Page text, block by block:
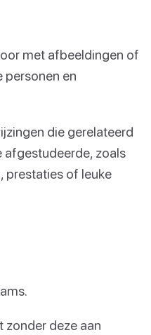
met afbeeldingen of
personen en
die gerelateerd
afgestudeerde, zoals
prestaties of leuke
zonder deze aan